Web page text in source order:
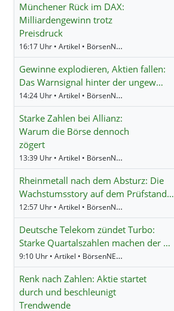
Münchener Rück im DAX:
Milliardengewinn trotz
Preisdruck
16:17 Uhr • Artikel • BörsenNEWS.de
Gewinne explodieren, Aktien fallen:
Das Warnsignal hinter der ungew…
14:24 Uhr • Artikel • BörsenNEWS.de
Starke Zahlen bei Allianz:
Warum die Börse dennoch
zögert
13:39 Uhr • Artikel • BörsenNEWS.de
Rheinmetall nach dem Absturz: Die
Wachstumsstory auf dem Prüfstand…
12:57 Uhr • Artikel • BörsenNEWS.de
Deutsche Telekom zündet Turbo:
Starke Quartalszahlen machen der …
9:10 Uhr • Artikel • BörsenNEWS.de
Renk nach Zahlen: Aktie startet
durch und beschleunigt
Trendwende